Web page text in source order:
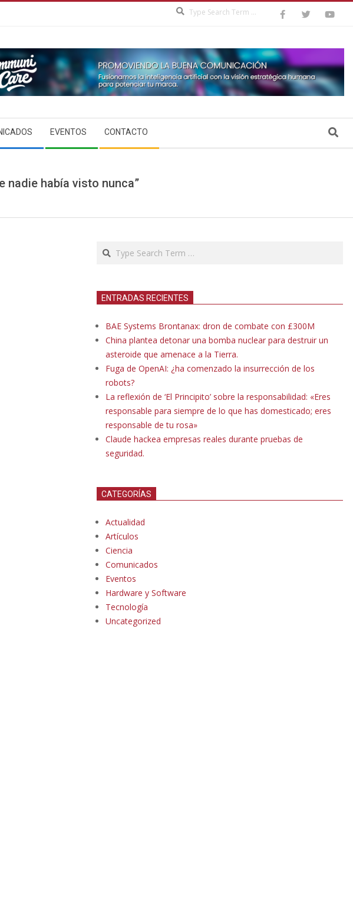
EVENTOS CONTACTO Search
nadie había visto nunca”
Search
ENTRADAS RECIENTES
BAE Systems Brontanax: dron de combate con £300M
China plantea detonar una bomba nuclear para destruir un
asteroide que amenace a la Tierra.
Fuga de OpenAI: ¿ha comenzado la insurrección de los
robots?
La reflexión de ‘El Principito’ sobre la responsabilidad: «Eres
responsable para siempre de lo que has domesticado; eres
responsable de tu rosa»
Claude hackea empresas reales durante pruebas de
seguridad.
CATEGORÍAS
Actualidad
Artículos
Ciencia
Comunicados
Eventos
Hardware y Software
Tecnología
Uncategorized